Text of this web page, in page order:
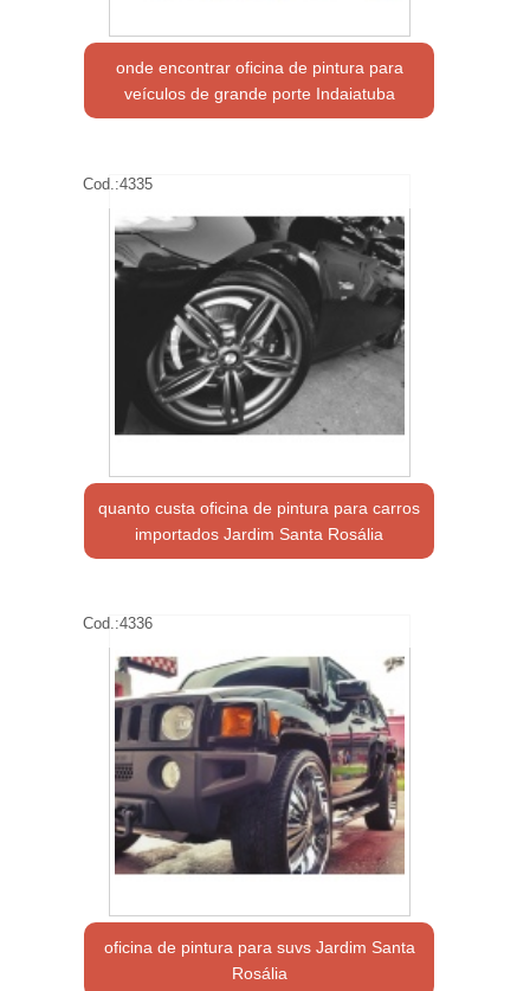
onde encontrar oficina de pintura para
veículos de grande porte Indaiatuba
Cod.:4335
quanto custa oficina de pintura para carros
importados Jardim Santa Rosália
Cod.:4336
oficina de pintura para suvs Jardim Santa
Rosália